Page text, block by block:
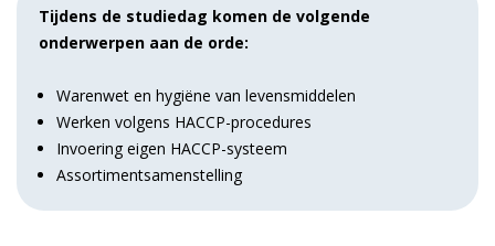
Tijdens de studiedag komen de volgende
onderwerpen aan de orde:
Warenwet en hygiëne van levensmiddelen
Werken volgens HACCP-procedures
Invoering eigen HACCP-systeem
Assortimentsamenstelling